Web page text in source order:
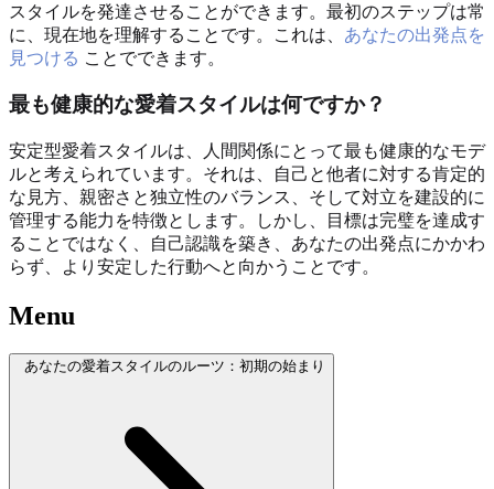
スタイルを発達させることができます。最初のステップは常
に、現在地を理解することです。これは、 あなたの出発点を
見つける ことでできます。
最も健康的な愛着スタイルは何ですか？
安定型愛着スタイルは、人間関係にとって最も健康的なモデ
ルと考えられています。それは、自己と他者に対する肯定的
な見方、親密さと独立性のバランス、そして対立を建設的に
管理する能力を特徴とします。しかし、目標は完璧を達成す
ることではなく、自己認識を築き、あなたの出発点にかかわ
らず、より安定した行動へと向かうことです。
Menu
あなたの愛着スタイルのルーツ：初期の始まり